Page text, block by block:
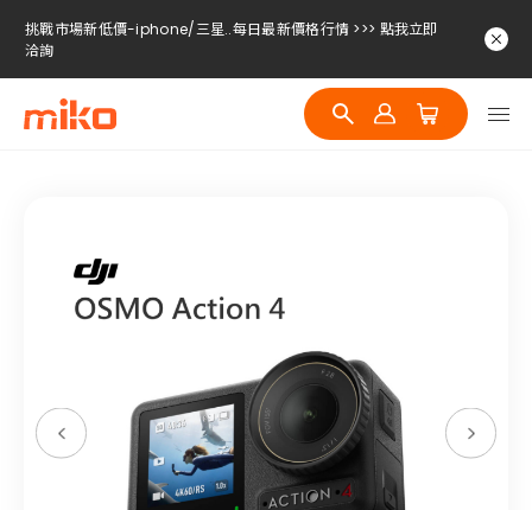
挑戰市場新低價-iphone/三星..每日最新價格行情 >>> 點我立即
洽詢
挑戰市場新低價-iphone/三星..每日最新價格行情 >>> 點我立即
洽詢
挑戰市場新低價-iphone/三星..每日最新價格行情 >>> 點我立即